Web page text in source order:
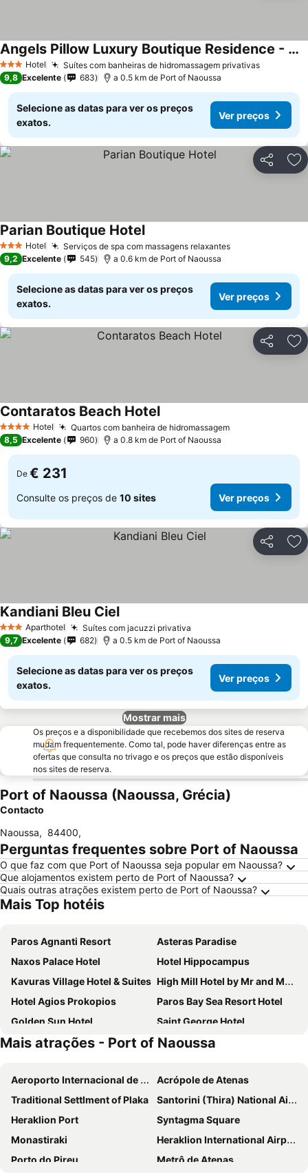
3 EstrelasHotel Suítes com banheiras de hidromassagem privativasVer
Angels Pillow Luxury Boutique Residence - Adults Only
Ver preços
9,8 Excelente 683 a 0.5 km de Port of Naoussa
Selecione as datas para ver os preços
exatos.
Ver preços
Partilhar
3 EstrelasHotel Serviços de spa com massagens relaxantesVer preços
Parian Boutique HotelVer preços
9,2 Excelente 545 a 0.6 km de Port of Naoussa
Selecione as datas para ver os preços
exatos.
Ver preços
Partilhar
4 EstrelasHotel Quartos com banheira de hidromassagemVer preços
Contaratos Beach HotelVer preços
8,5 Excelente 960 a 0.8 km de Port of Naoussa
De € 231
Consulte os preços de 10 sites Ver preços
Partilhar
3 EstrelasAparthotel Suítes com jacuzzi privativa
Kandiani Bleu CielVer preços
9,7 Excelente 682 a 0.5 km de Port of Naoussa
Selecione as datas para ver os preços
exatos.
Ver preços
Mostrar mais
Os preços e a disponibilidade que recebemos dos sites de reserva
mudam frequentemente. Como tal, pode haver diferenças entre as
ofertas que consulta no trivago e os preços que estão disponíveis
nos sites de reserva.
Port of Naoussa (Naoussa, Grécia)
Contacto
Naoussa, 84400,
Perguntas frequentes sobre Port of Naoussa
O que faz com que Port of Naoussa seja popular em Naoussa?
Que alojamentos existem perto de Port of Naoussa?
Quais outras atrações existem perto de Port of Naoussa?
Mais Top hotéis
Paros Agnanti Resort
Asteras Paradise
Naxos Palace Hotel
Hotel Hippocampus
Kavuras Village Hotel & Suites High Mill Hotel by Mr and Mrs White
Hotel Agios Prokopios
Paros Bay Sea Resort Hotel
Golden Sun Hotel
Saint George Hotel
Roses Beach Hotel
San Antonio Summer House Paros by GHH
Narges Hotel
Eri Hotel
Poseidon of Paros Hotel & Spa
Mr & Mrs White Paros
Dimitra Hotel
Afrodite Boutique Hotel
Plaza Beach Hotel
Aegean Palace
Polos Hotel Paros by GHH
Liana Beach Hotel & Spa
Mais atrações - Port of Naoussa
Aeroporto Internacional de Atenas
Acrópole de Atenas
Traditional Settlment of Plaka
Santorini (Thira) National Airport
Heraklion Port
Syntagma Square
Monastiraki
Heraklion International Airport
Porto do Pireu
Metrô de Atenas